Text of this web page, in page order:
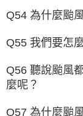
Q54 為什麼颱
Q55 我們要怎
Q56 聽說颱風
麼呢？
Q57 為什麼颱